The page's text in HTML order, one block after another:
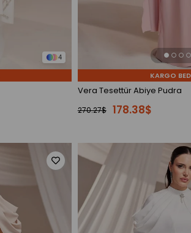
4
KARGO
Vera Tesettür Abiye Pudra
178.38$
270.27$